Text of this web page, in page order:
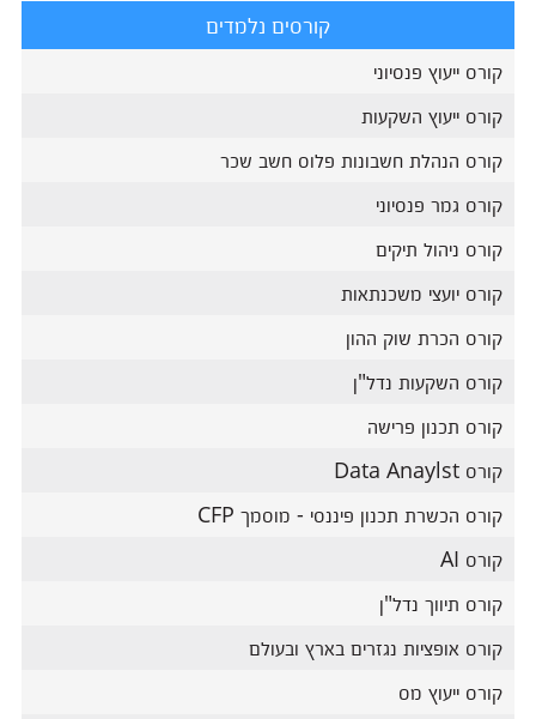
קורסים נלמדים
קורס ייעוץ פנסיוני
קורס ייעוץ השקעות
קורס הנהלת חשבונות פלוס חשב שכר
קורס גמר פנסיוני
קורס ניהול תיקים
קורס יועצי משכנתאות
קורס הכרת שוק ההון
קורס השקעות נדל"ן
קורס תכנון פרישה
קורס Data Anaylst
קורס הכשרת תכנון פיננסי - מוסמך CFP
קורס AI
קורס תיווך נדל"ן
קורס אופציות נגזרים בארץ ובעולם
קורס ייעוץ מס